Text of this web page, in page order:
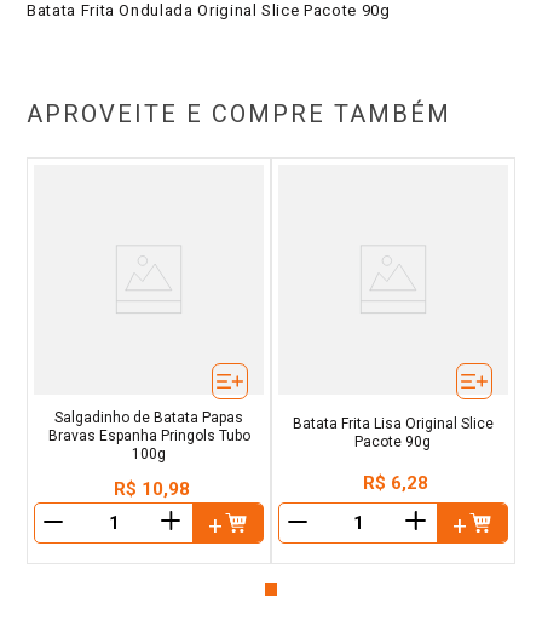
Batata Frita Ondulada Original Slice Pacote 90g
APROVEITE E COMPRE TAMBÉM
Salgadinho de Batata Papas
Bravas Espanha Pringols Tubo
100g
R$ 10,98
＋
Batata Frita Lisa Original Slice
Pacote 90g
R$ 6,28
＋